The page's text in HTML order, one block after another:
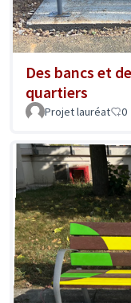
Des bancs et
quartiers
Projet lauréat 0